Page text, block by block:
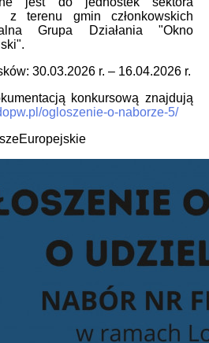
z terenu gmin członkowskich
Grupa Działania "Okno
30.03.2026 r. – 16.04.2026 r.
konkursową znajdują
ogloszenie-o-naborze-5/